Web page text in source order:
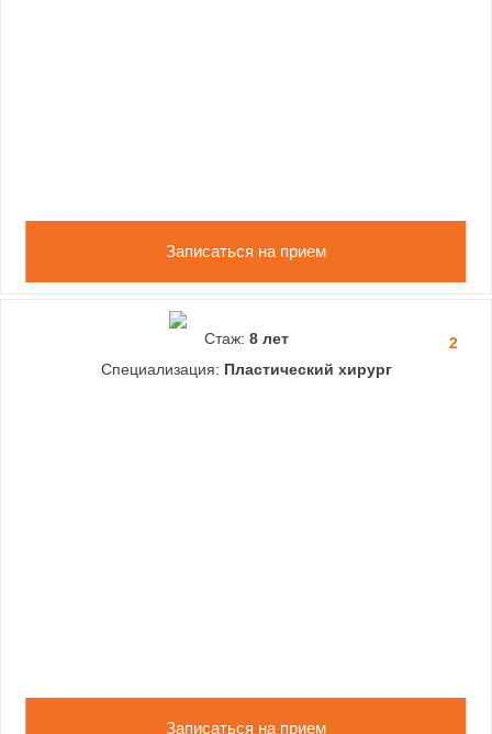
Записаться на прием
2
Стаж: 8 лет
Специализация: Пластический хирург
Записаться на прием